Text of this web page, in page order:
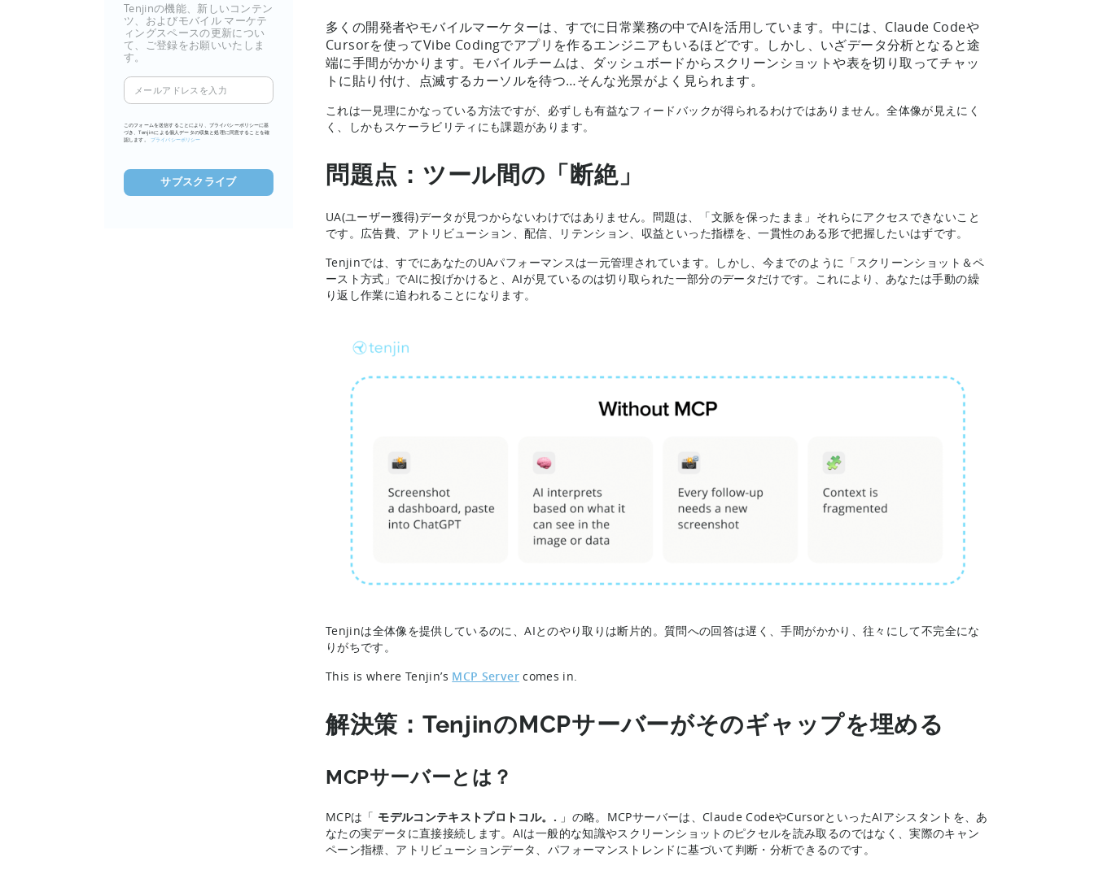
Tenjinの機能、新しいコンテン
ツ、およびモバイル マーケテ
ィングスペースの更新につい
て、ご登録をお願いいたしま
す。
メ
ー
ル
ア
レ
ス
このフォームを送信することにより、プライバシーポリシーに基
づき、Tenjinによる個人データの収集と処理に同意することを確
認します。 プライバシーポリシー
多くの開発者やモバイルマーケターは、すでに日常業務の中でAIを活用しています。中には、Claude Codeや
Cursorを使ってVibe Codingでアプリを作るエンジニアもいるほどです。しかし、いざデータ分析となると途
端に手間がかかります。モバイルチームは、ダッシュボードからスクリーンショットや表を切り取ってチャッ
トに貼り付け、点滅するカーソルを待つ…そんな光景がよく見られます。
これは一見理にかなっている方法ですが、必ずしも有益なフィードバックが得られるわけではありません。全体像が見えにく
く、しかもスケーラビリティにも課題があります。
問題点：ツール間の「断絶」
UA(ユーザー獲得)データが見つからないわけではありません。問題は、「文脈を保ったまま」それらにアクセスできないこと
です。広告費、アトリビューション、配信、リテンション、収益といった指標を、一貫性のある形で把握したいはずです。
Tenjinでは、すでにあなたのUAパフォーマンスは一元管理されています。しかし、今までのように「スクリーンショット＆ペ
ースト方式」でAIに投げかけると、AIが見ているのは切り取られた一部分のデータだけです。これにより、あなたは手動の繰
り返し作業に追われることになります。
Tenjinは全体像を提供しているのに、AIとのやり取りは断片的。質問への回答は遅く、手間がかかり、往々にして不完全にな
りがちです。
This is where Tenjin’s MCP Servercomes in.
解決策：TenjinのMCPサーバーがそのギャップを埋める
MCPサーバーとは？
MCPは「 モデルコンテキストプロトコル。. 」の略。MCPサーバーは、Claude CodeやCursorといったAIアシスタントを、あ
なたの実データに直接接続します。AIは一般的な知識やスクリーンショットのピクセルを読み取るのではなく、実際のキャン
ペーン指標、アトリビューションデータ、パフォーマンストレンドに基づいて判断・分析できるのです。